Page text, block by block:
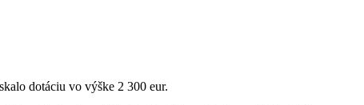
dotáciu vo výške 2 300 eur.